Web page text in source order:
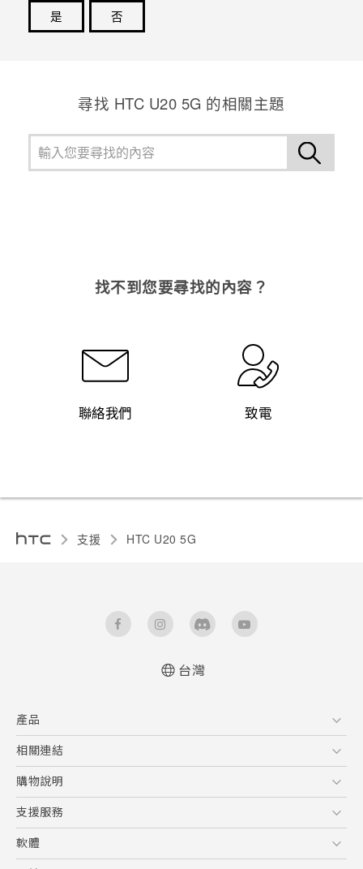
是
否
尋找 ‎HTC U20 5G 的相關主題
找不到您要尋找的內容？
聯絡我們 致電
支援 ‎HTC U20 5G‎
User manual
台灣
產品
5G
智慧型手機
配件
相關連結
HTC Research
購物說明
購物須知
訂單管理
付款方式
支援服務
到府收送維修服務
服務中心資訊
軟體